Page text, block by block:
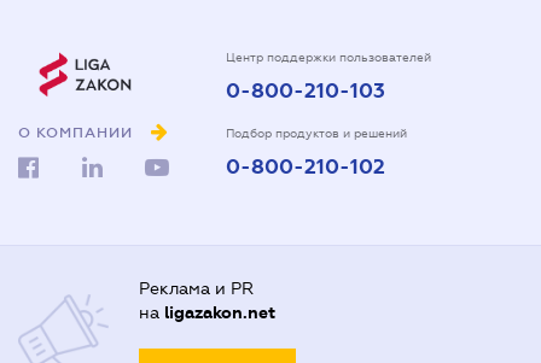
О КОМПАНИИ
Центр поддержки пользователей
0-800-210-103
Подбор продуктов и решений
0-800-210-102
Реклама и PR
на ligazakon.net